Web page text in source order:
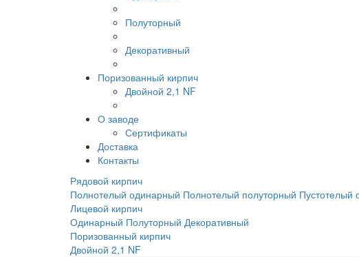
Полуторный
Декоративный
Поризованный кирпич
Двойной 2,1 NF
О заводе
Сертификаты
Доставка
Контакты
Рядовой кирпич
Полнотелый одинарный Полнотелый полуторный Пустотелый
Лицевой кирпич
Одинарный Полуторный Декоративный
Поризованный кирпич
Двойной 2,1 NF